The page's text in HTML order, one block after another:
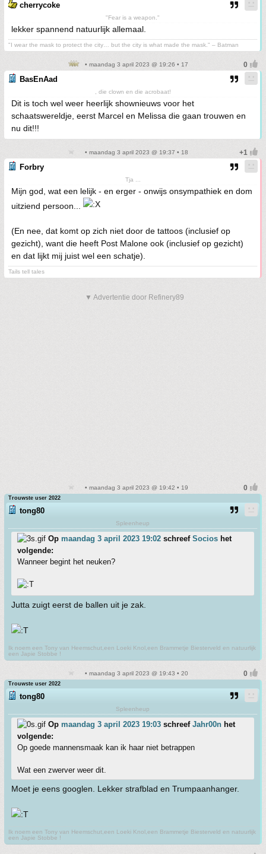
cherrycoke
"Fear is a weapon."
lekker spannend natuurlijk allemaal.
"I wear the mask to protect the city… but the city is what made the mask." – Batman
• maandag 3 april 2023 @ 19:26 • 17
BasEnAad
, die clown en die acrobaat!
Dit is toch wel weer heerlijk shownieuws voor het
schaatswereldje, eerst Marcel en Melissa die gaan trouwen en
nu dit!!!
• maandag 3 april 2023 @ 19:37 • 18
Forbry
Tja ...
Mijn god, wat een lelijk - en erger - onwijs onsympathiek en dom
uitziend persoon...
(En nee, dat komt op zich niet door de tattoos (inclusief op
gezicht), want die heeft Post Malone ook (inclusief op gezicht)
en dat lijkt mij juist wel een schatje).
Tails tell tales
▼ Advertentie door Refinery89
• maandag 3 april 2023 @ 19:42 • 19
Trouwste user 2022
tong80
Spleenheup
Op maandag 3 april 2023 19:02 schreef Socios het
volgende:
Wanneer begint het neuken?
Jutta zuigt eerst de ballen uit je zak.
Ik noem een Tony van Heemschut,een Loeki Knol,een Brammetje Biesterveld en natuurlijk
een Japie Stobbe !
• maandag 3 april 2023 @ 19:43 • 20
Trouwste user 2022
tong80
Spleenheup
Op maandag 3 april 2023 19:03 schreef Jahr00n het
volgende:
Op goede mannensmaak kan ik haar niet betrappen
Wat een zwerver weer dit.
Moet je eens googlen. Lekker strafblad en Trumpaanhanger.
Ik noem een Tony van Heemschut,een Loeki Knol,een Brammetje Biesterveld en natuurlijk
een Japie Stobbe !